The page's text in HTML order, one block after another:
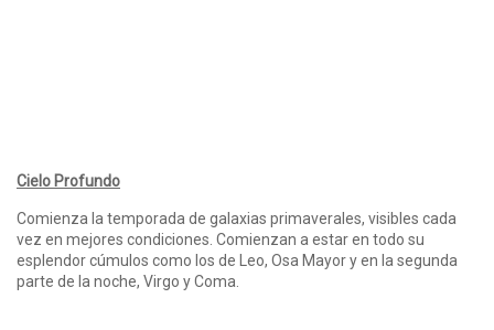
Cielo Profundo
Comienza la temporada de galaxias primaverales, visibles cada
vez en mejores condiciones. Comienzan a estar en todo su
esplendor cúmulos como los de Leo, Osa Mayor y en la segunda
parte de la noche, Virgo y Coma.